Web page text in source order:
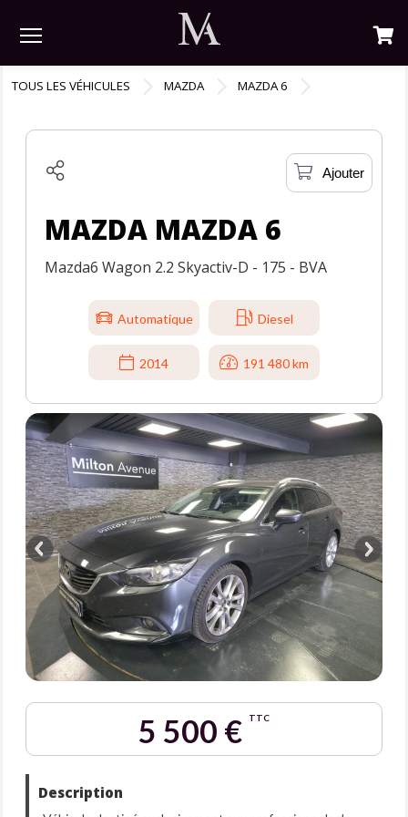
TOUS LES VÉHICULES MAZDA MAZDA 6
Ajouter
MAZDA MAZDA 6
Mazda6 Wagon 2.2 Skyactiv-D - 175 - BVA
Automatique Diesel
2014 191 480 km
5 500 € TTC
Description